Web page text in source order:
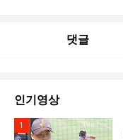
댓글
인기영상